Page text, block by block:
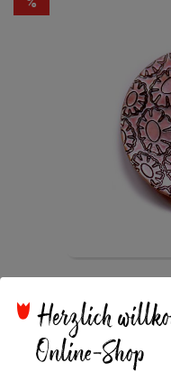
Herzlich
Online-Shop
Ende
der
Bildgalerie
springen